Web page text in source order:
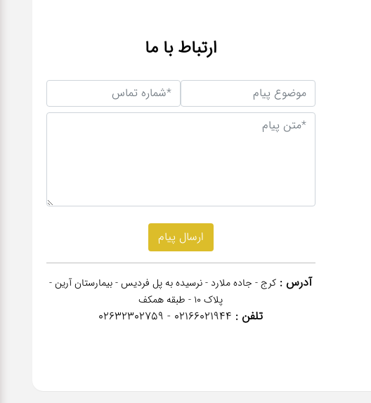
ارتباط با ما
آدرس : کرج - جاده ملارد - نرسیده به پل فردیس - بیمارستان آرین -
پلاک 10 - طبقه همکف
تلفن : 02166021944 - 02632302759